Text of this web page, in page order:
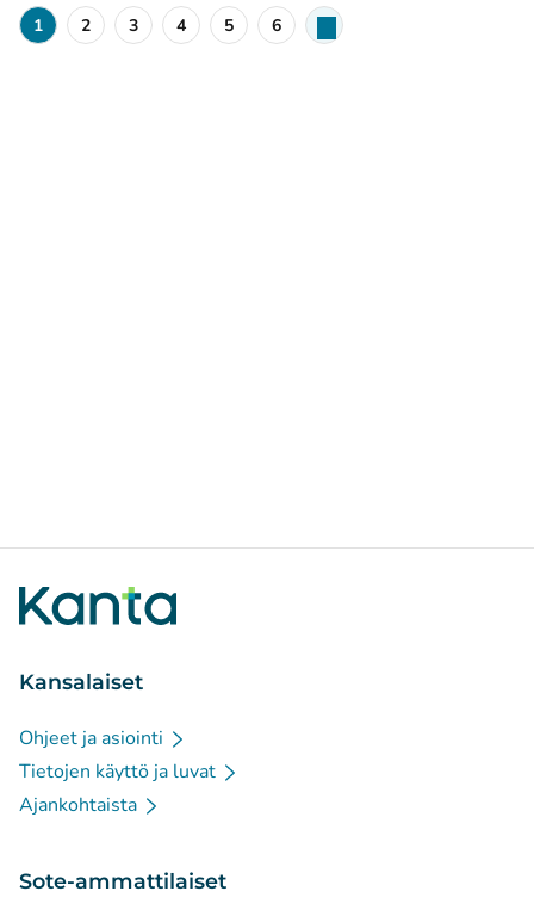
1 2 3 4 5 6
Kansalaiset
Ohjeet ja asiointi
Tietojen käyttö ja luvat
Ajankohtaista
Sote-ammattilaiset